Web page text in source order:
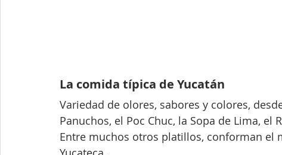
La comida típica de Yucatán
Variedad de olores, sabores y colores,
Panuchos, el Poc Chuc, la Sopa de Lima,
Entre muchos otros platillos, conforman el